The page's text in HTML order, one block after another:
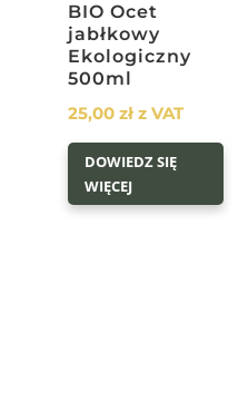
BIO Ocet
jabłkowy
Ekologiczny
500ml
25,00 zł z VAT
DOWIEDZ SIĘ
WIĘCEJ